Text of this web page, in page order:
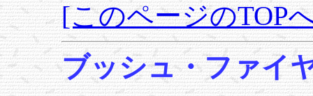
[このページのTOP
ブッシュ・ファイ